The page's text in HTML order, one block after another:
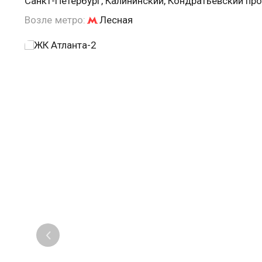
Возле метро:
Лесная